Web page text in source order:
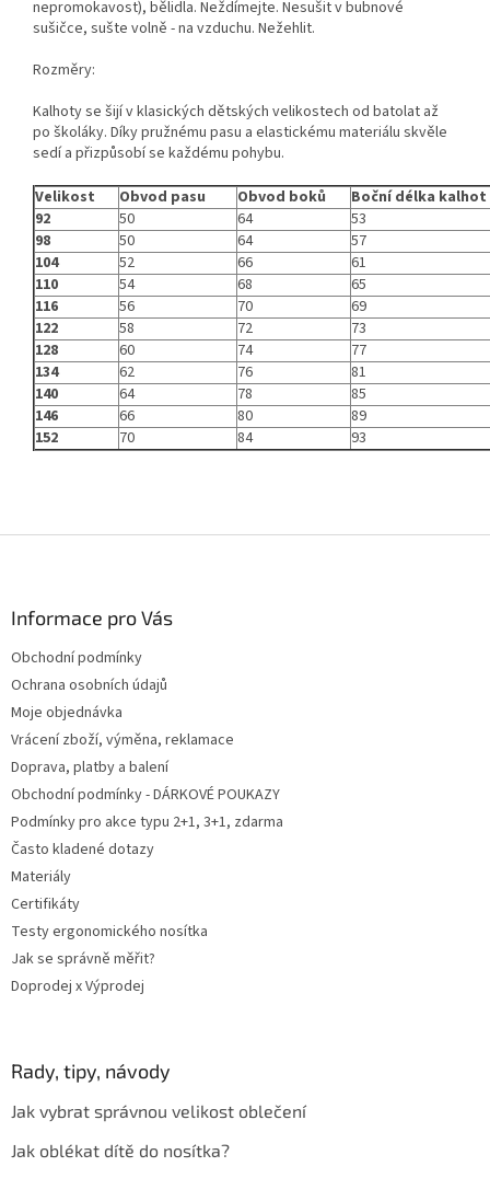
nepromokavost), bělidla. Neždímejte. Nesušit v bubnové
sušičce, sušte volně - na vzduchu. Nežehlit.
Rozměry:
Kalhoty se šijí v klasických dětských velikostech od batolat až
po školáky. Díky pružnému pasu a elastickému materiálu skvěle
sedí a přizpůsobí se každému pohybu.
Velikost
Obvod pasu Obvod boků
Boční délka kalhot
92
50 64
53
98
50 64
57
104
52 66
61
110
54 68
65
116
56 70
69
122
58 72
73
128
60 74
77
134
62 76
81
140
64 78
85
146
66 80
89
152
70 84 93
Informace pro Vás
Obchodní podmínky
Ochrana osobních údajů
Moje objednávka
Vrácení zboží, výměna, reklamace
Doprava, platby a balení
Obchodní podmínky - DÁRKOVÉ POUKAZY
Podmínky pro akce typu 2+1, 3+1, zdarma
Často kladené dotazy
Materiály
Certifikáty
Testy ergonomického nosítka
Jak se správně měřit?
Doprodej x Výprodej
Rady, tipy, návody
Jak vybrat správnou velikost oblečení
Jak oblékat dítě do nosítka?